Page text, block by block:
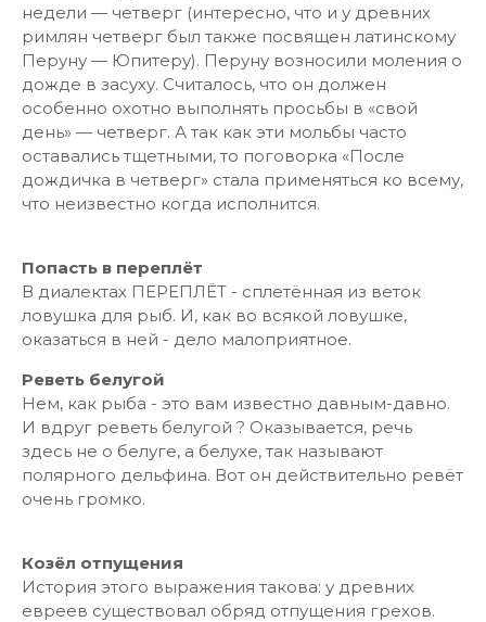
недели — четверг (интересно, что и у древних
римлян четверг был также посвящен латинскому
Перуну — Юпитеру). Перуну возносили моления о
дожде в засуху. Считалось, что он должен
особенно охотно выполнять просьбы в «свой
день» — четверг. А так как эти мольбы часто
оставались тщетными, то поговорка «После
дождичка в четверг» стала применяться ко всему,
что неизвестно когда исполнится.
Попасть в переплёт
В диалектах ПЕРЕПЛЁТ - сплетённая из веток
ловушка для рыб. И, как во всякой ловушке,
оказаться в ней - дело малоприятное.
Реветь белугой
Нем, как рыба - это вам известно давным-давно.
И вдруг реветь белугой ? Оказывается, речь
здесь не о белуге, а белухе, так называют
полярного дельфина. Вот он действительно ревёт
очень громко.
Козёл отпущения
История этого выражения такова: у древних
евреев существовал обряд отпущения грехов.